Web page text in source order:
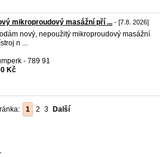
mikroproudový masážní pří ... - [7.8. 2026]
nový, nepoužitý mikroproudový masážní
n ...
- 789 91
Kč
1 2 3 Další